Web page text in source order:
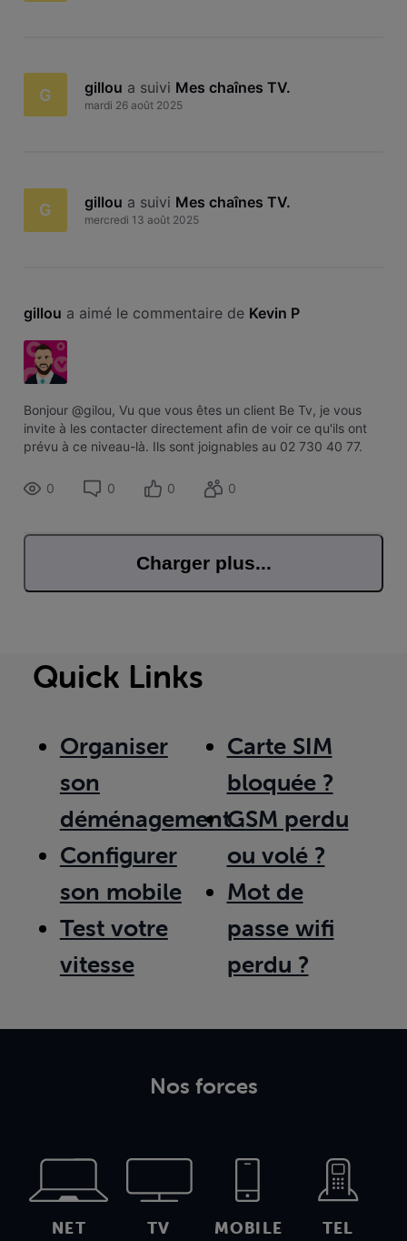
G gillou a suivi Mes chaînes TV.
mardi 26 août 2025
G gillou a suivi Mes chaînes TV.
mercredi 13 août 2025
gillou a aimé le commentaire de Kevin P
Bonjour @gilou, Vu que vous êtes un client Be Tv, je vous
invite à les contacter directement afin de voir ce qu'ils ont
prévu à ce niveau-là. Ils sont joignables au 02 730 40 77.
0 0 0 0
Charger plus...
Quick Links
Organiser
son
déménagement
Configurer
son mobile
Test votre
vitesse
Carte SIM
bloquée ?
GSM perdu
ou volé ?
Mot de
passe wifi
perdu ?
Nos forces
NET TV MOBILE TEL